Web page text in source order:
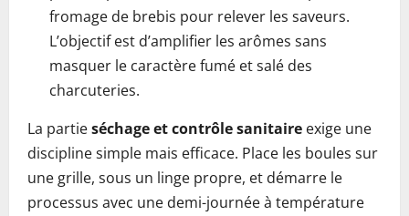
fromage de brebis pour relever les saveurs.
L’objectif est d’amplifier les arômes sans
masquer le caractère fumé et salé des
charcuteries.
La partieséchage et contrôle sanitaire exige une
discipline simple mais efficace. Place les boules sur
une grille, sous un linge propre, et démarre le
processus avec une demi-journée à température